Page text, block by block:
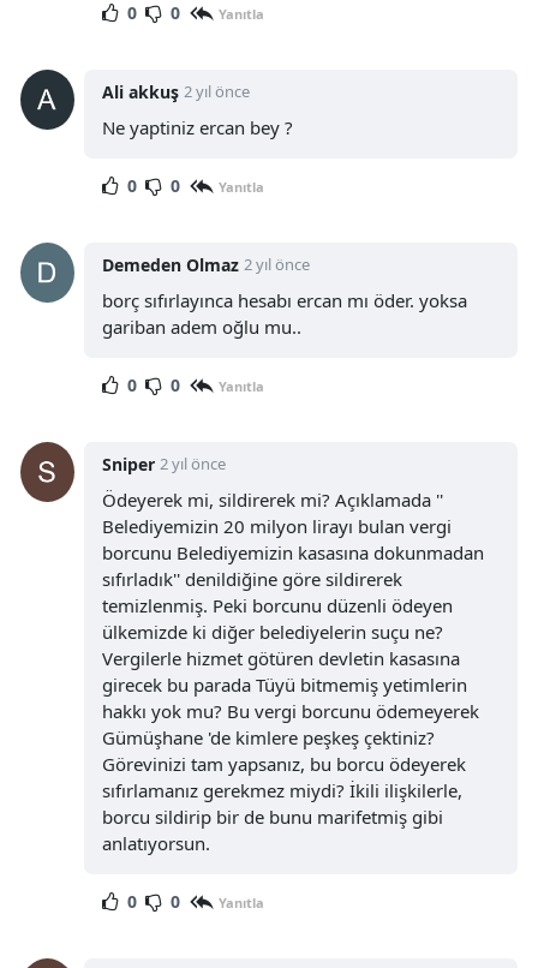
0 0 Yanıtla
Ali akkuş 2 yıl önce
Ne yaptiniz ercan bey ?
0 0 Yanıtla
Demeden Olmaz 2 yıl önce
borç sıfırlayınca hesabı ercan mı öder. yoksa
gariban adem oğlu mu..
0 0 Yanıtla
Sniper 2 yıl önce
Ödeyerek mi, sildirerek mi? Açıklamada ''
Belediyemizin 20 milyon lirayı bulan vergi
borcunu Belediyemizin kasasına dokunmadan
sıfırladık'' denildiğine göre sildirerek
temizlenmiş. Peki borcunu düzenli ödeyen
ülkemizde ki diğer belediyelerin suçu ne?
Vergilerle hizmet götüren devletin kasasına
girecek bu parada Tüyü bitmemiş yetimlerin
hakkı yok mu? Bu vergi borcunu ödemeyerek
Gümüşhane 'de kimlere peşkeş çektiniz?
Görevinizi tam yapsanız, bu borcu ödeyerek
sıfırlamanız gerekmez miydi? İkili ilişkilerle,
borcu sildirip bir de bunu marifetmiş gibi
anlatıyorsun.
0 0 Yanıtla